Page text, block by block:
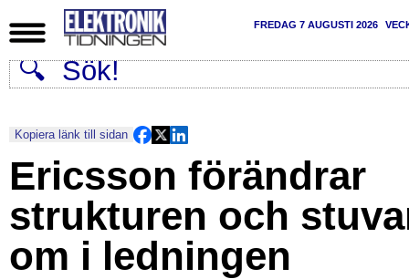
FREDAG 7 AUGUSTI 2026
Kopiera länk till sidan
Ericsson förändrar
strukturen och
om i ledningen